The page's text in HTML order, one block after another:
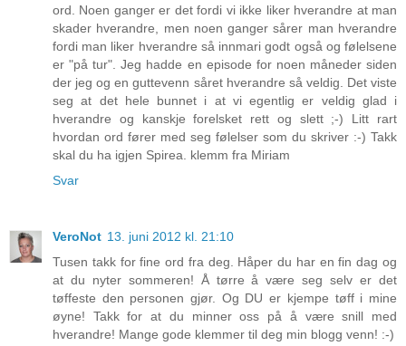
ord. Noen ganger er det fordi vi ikke liker hverandre at man
skader hverandre, men noen ganger sårer man hverandre
fordi man liker hverandre så innmari godt også og følelsene
er "på tur". Jeg hadde en episode for noen måneder siden
der jeg og en guttevenn såret hverandre så veldig. Det viste
seg at det hele bunnet i at vi egentlig er veldig glad i
hverandre og kanskje forelsket rett og slett ;-) Litt rart
hvordan ord fører med seg følelser som du skriver :-) Takk
skal du ha igjen Spirea. klemm fra Miriam
Svar
VeroNot 13. juni 2012 kl. 21:10
Tusen takk for fine ord fra deg. Håper du har en fin dag og
at du nyter sommeren! Å tørre å være seg selv er det
tøffeste den personen gjør. Og DU er kjempe tøff i mine
øyne! Takk for at du minner oss på å være snill med
hverandre! Mange gode klemmer til deg min blogg venn! :-)